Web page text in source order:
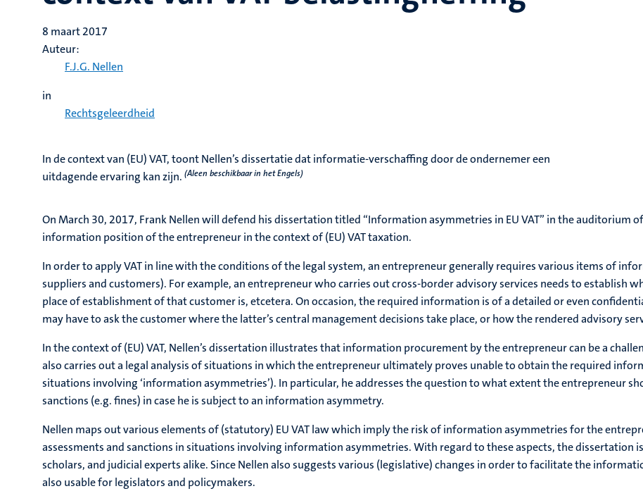
8 maart 2017
Auteur:
F.J.G. Nellen
in
Rechtsgeleerdheid
In de context van (EU) VAT, toont Nellen’s dissertatie dat informatie-verschaffing door de ondernemer een
uitdagende ervaring kan zijn. (Aleen beschikbaar in het Engels)
On March 30, 2017, Frank Nellen will defend his dissertation titled “Information asymmetries in EU VAT” in the auditorium
information position of the entrepreneur in the context of (EU) VAT taxation.
In order to apply VAT in line with the conditions of the legal system, an entrepreneur generally requires various items of
suppliers and customers). For example, an entrepreneur who carries out cross-border advisory services needs to establish
place of establishment of that customer is, etcetera. On occasion, the required information is of a detailed or even
may have to ask the customer where the latter’s central management decisions take place, or how the rendered advisory
In the context of (EU) VAT, Nellen’s dissertation illustrates that information procurement by the entrepreneur can be a
also carries out a legal analysis of situations in which the entrepreneur ultimately proves unable to obtain the required
situations involving ‘information asymmetries’). In particular, he addresses the question to what extent the entrepreneur
sanctions (e.g. fines) in case he is subject to an information asymmetry.
Nellen maps out various elements of (statutory) EU VAT law which imply the risk of information asymmetries for the
assessments and sanctions in situations involving information asymmetries. With regard to these aspects, the dissertation
scholars, and judicial experts alike. Since Nellen also suggests various (legislative) changes in order to facilitate the
also usable for legislators and policymakers.